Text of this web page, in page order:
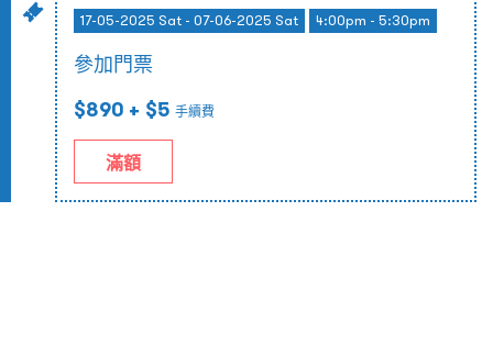
17-05-2025 Sat - 07-06-2025 Sat 4:00pm - 5:30pm
參加門票
$890 + $5 手續費
滿額